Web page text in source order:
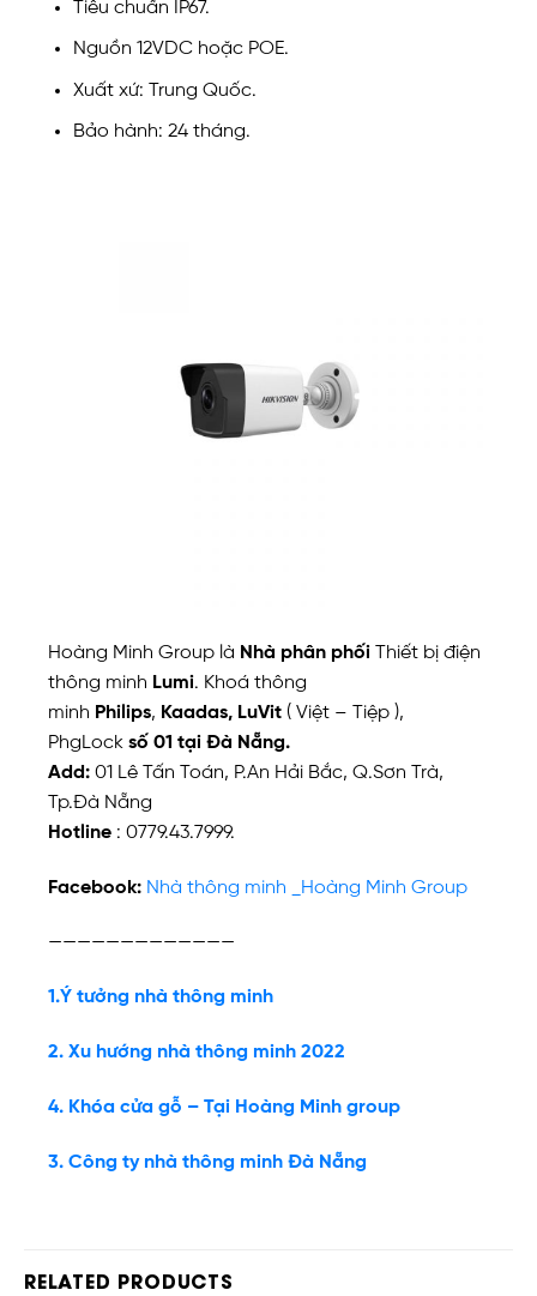
Tiêu chuẩn IP67.
Nguồn 12VDC hoặc POE.
Xuất xứ: Trung Quốc.
Bảo hành: 24 tháng.
Hoàng Minh Group là Nhà phân phối Thiết bị điện
thông minh Lumi. Khoá thông
minh Philips, Kaadas, LuVit ( Việt – Tiệp ),
PhgLock số 01 tại Đà Nẵng.
Add: 01 Lê Tấn Toán, P.An Hải Bắc, Q.Sơn Trà,
Tp.Đà Nẵng
Hotline : 0779.43.7999.
Facebook: Nhà thông minh _Hoàng Minh Group
—————————————
1.Ý tưởng nhà thông minh
2. Xu hướng nhà thông minh 2022
4. Khóa cửa gỗ – Tại Hoàng Minh group
3. Công ty nhà thông minh Đà Nẵng
RELATED PRODUCTS